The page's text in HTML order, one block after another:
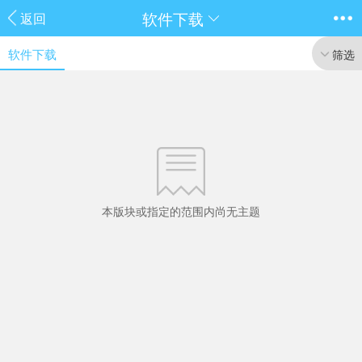
返回 软件下载
软件下载 筛选
本版块或指定的范围内尚无主题